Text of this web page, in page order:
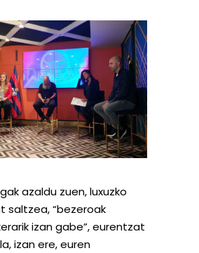
azaldu zuen, luxuzko
saltzea, “bezeroak
izan gabe”, eurentzat
izan ere, euren